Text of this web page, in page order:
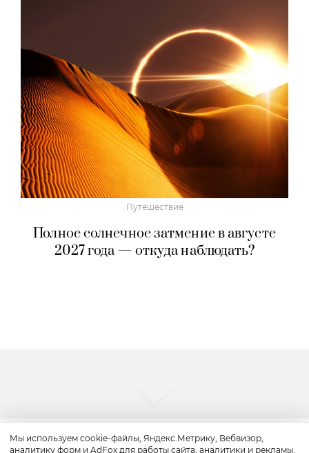
Путешествие
Полное солнечное затмение в августе
2027 года — откуда наблюдать?
Мы используем cookie-файлы, Яндекс.Метрику, Вебвизор,
аналитику форм и AdFox для работы сайта, аналитики и рекламы.